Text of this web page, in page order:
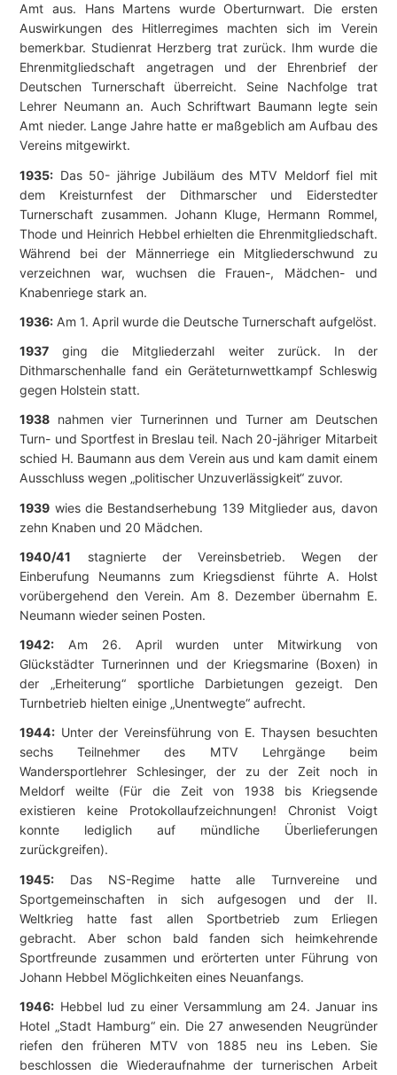
Amt aus. Hans Martens wurde Oberturnwart. Die ersten
Auswirkungen des Hitlerregimes machten sich im Verein
bemerkbar. Studienrat Herzberg trat zurück. Ihm wurde die
Ehrenmitgliedschaft angetragen und der Ehrenbrief der
Deutschen Turnerschaft überreicht. Seine Nachfolge trat
Lehrer Neumann an. Auch Schriftwart Baumann legte sein
Amt nieder. Lange Jahre hatte er maßgeblich am Aufbau des
Vereins mitgewirkt.
1935: Das 50- jährige Jubiläum des MTV Meldorf fiel mit
dem Kreisturnfest der Dithmarscher und Eiderstedter
Turnerschaft zusammen. Johann Kluge, Hermann Rommel,
Thode und Heinrich Hebbel erhielten die Ehrenmitgliedschaft.
Während bei der Männerriege ein Mitgliederschwund zu
verzeichnen war, wuchsen die Frauen-, Mädchen- und
Knabenriege stark an.
1936: Am 1. April wurde die Deutsche Turnerschaft aufgelöst.
1937 ging die Mitgliederzahl weiter zurück. In der
Dithmarschenhalle fand ein Geräteturnwettkampf Schleswig
gegen Holstein statt.
1938 nahmen vier Turnerinnen und Turner am Deutschen
Turn- und Sportfest in Breslau teil. Nach 20-jähriger Mitarbeit
schied H. Baumann aus dem Verein aus und kam damit einem
Ausschluss wegen „politischer Unzuverlässigkeit“ zuvor.
1939 wies die Bestandserhebung 139 Mitglieder aus, davon
zehn Knaben und 20 Mädchen.
1940/41 stagnierte der Vereinsbetrieb. Wegen der
Einberufung Neumanns zum Kriegsdienst führte A. Holst
vorübergehend den Verein. Am 8. Dezember übernahm E.
Neumann wieder seinen Posten.
1942: Am 26. April wurden unter Mitwirkung von
Glückstädter Turnerinnen und der Kriegsmarine (Boxen) in
der „Erheiterung“ sportliche Darbietungen gezeigt. Den
Turnbetrieb hielten einige „Unentwegte“ aufrecht.
1944: Unter der Vereinsführung von E. Thaysen besuchten
sechs Teilnehmer des MTV Lehrgänge beim
Wandersportlehrer Schlesinger, der zu der Zeit noch in
Meldorf weilte (Für die Zeit von 1938 bis Kriegsende
existieren keine Protokollaufzeichnungen! Chronist Voigt
konnte lediglich auf mündliche Überlieferungen
zurückgreifen).
1945: Das NS-Regime hatte alle Turnvereine und
Sportgemeinschaften in sich aufgesogen und der II.
Weltkrieg hatte fast allen Sportbetrieb zum Erliegen
gebracht. Aber schon bald fanden sich heimkehrende
Sportfreunde zusammen und erörterten unter Führung von
Johann Hebbel Möglichkeiten eines Neuanfangs.
1946: Hebbel lud zu einer Versammlung am 24. Januar ins
Hotel „Stadt Hamburg“ ein. Die 27 anwesenden Neugründer
riefen den früheren MTV von 1885 neu ins Leben. Sie
beschlossen die Wiederaufnahme der turnerischen Arbeit